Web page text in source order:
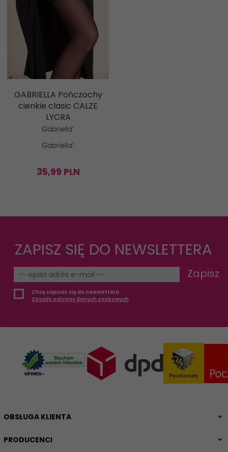
GABRIELLA Pończochy
cienkie clasic CALZE
LYCRA
35,99 PLN
ZAPISZ SIĘ DO NEWSLETTERA
Zapisz
Chcę zapisać się do newslettera.
Zasady ochrony danych osobowych
OBSŁUGA KLIENTA
PRODUCENCI